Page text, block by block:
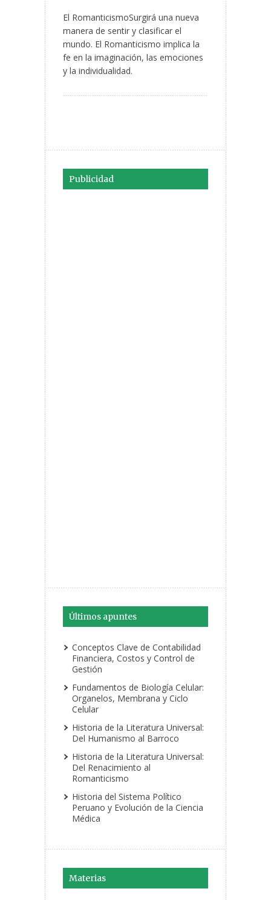
El RomanticismoSurgirá una nueva
manera de sentir y clasificar el
mundo. El Romanticismo implica la
fe en la imaginación, las emociones
y la individualidad.
Publicidad
Últimos apuntes
Conceptos Clave de Contabilidad
Financiera, Costos y Control de
Gestión
Fundamentos de Biología Celular:
Organelos, Membrana y Ciclo
Celular
Historia de la Literatura Universal:
Del Humanismo al Barroco
Historia de la Literatura Universal:
Del Renacimiento al
Romanticismo
Historia del Sistema Político
Peruano y Evolución de la Ciencia
Médica
Materias